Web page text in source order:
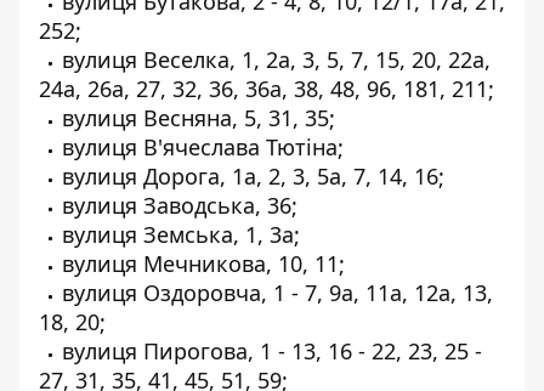
252;
вулиця Веселка, 1, 2а, 3, 5, 7, 15, 20, 22а,
24а, 26а, 27, 32, 36, 36а, 38, 48, 96, 181, 211;
вулиця Весняна, 5, 31, 35;
вулиця В'ячеслава Тютіна;
вулиця Дорога, 1а, 2, 3, 5а, 7, 14, 16;
вулиця Заводська, 36;
вулиця Земська, 1, 3а;
вулиця Мечникова, 10, 11;
вулиця Оздоровча, 1 - 7, 9а, 11а, 12а, 13,
18, 20;
вулиця Пирогова, 1 - 13, 16 - 22, 23, 25 -
27, 31, 35, 41, 45, 51, 59;